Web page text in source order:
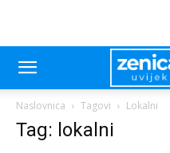
Naslovnica Tagovi Lokalni
Tag: lokalni